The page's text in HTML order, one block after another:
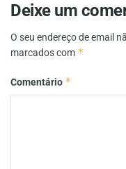
Deixe um
O seu endereço de email
marcados com *
Comentário *